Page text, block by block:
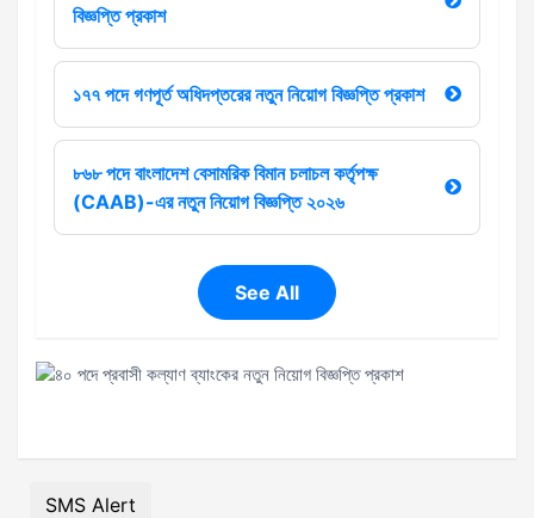
বিজ্ঞপ্তি প্রকাশ
১৭৭ পদে গণপূর্ত অধিদপ্তরের নতুন নিয়োগ বিজ্ঞপ্তি প্রকাশ
৮৬৮ পদে বাংলাদেশ বেসামরিক বিমান চলাচল কর্তৃপক্ষ
(CAAB)-এর নতুন নিয়োগ বিজ্ঞপ্তি ২০২৬
See All
SMS Alert